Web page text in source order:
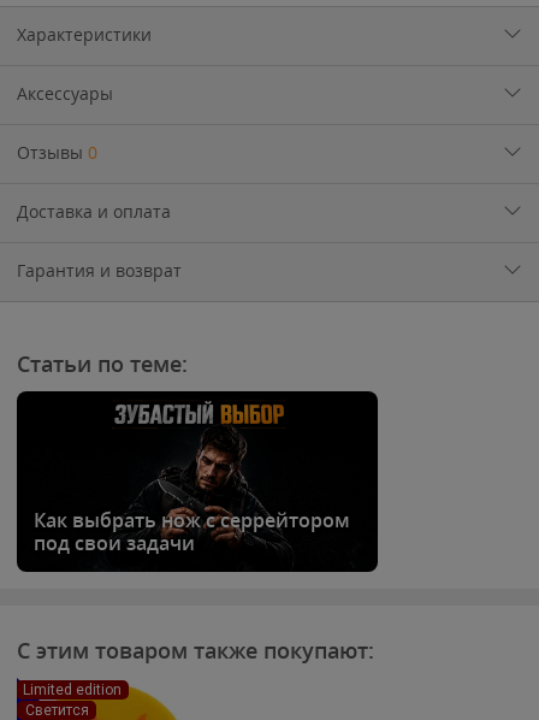
Характеристики
Аксессуары
Отзывы 0
Доставка и оплата
Гарантия и возврат
Статьи по теме:
Как выбрать нож с серрейтором
под свои задачи
С этим товаром также покупают:
Limited edition
Светится